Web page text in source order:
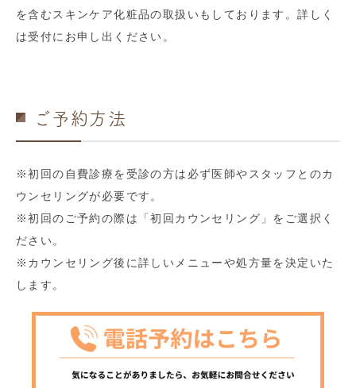
を含むスキンケア化粧品の取扱いもしております。詳しく
は受付にお申し出ください。
ご予約方法
※初回の自費診療を受診の方は必ず医師やスタッフとのカ
ウンセリングが必要です。
※初回のご予約の際は「初回カウンセリング」をご選択く
ださい。
※カウンセリング後に詳しいメニューや処方量を決定いた
します。